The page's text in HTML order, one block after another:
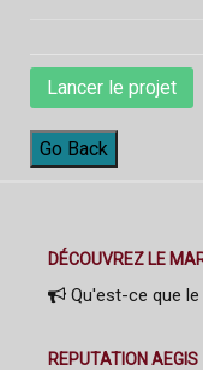
Lancer le projet
Go Back
DÉCOUVREZ LE
Qu'est-ce que
REPUTATION AEGIS